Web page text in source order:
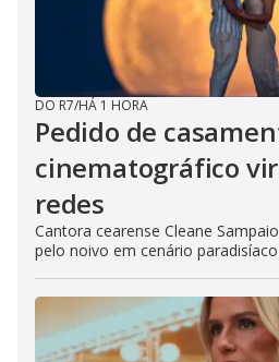
DO R7/HÁ 1 HORA
Pedido de
cinematográfico
redes
Cantora cearense Cleane
pelo noivo em cenário paradisíaco